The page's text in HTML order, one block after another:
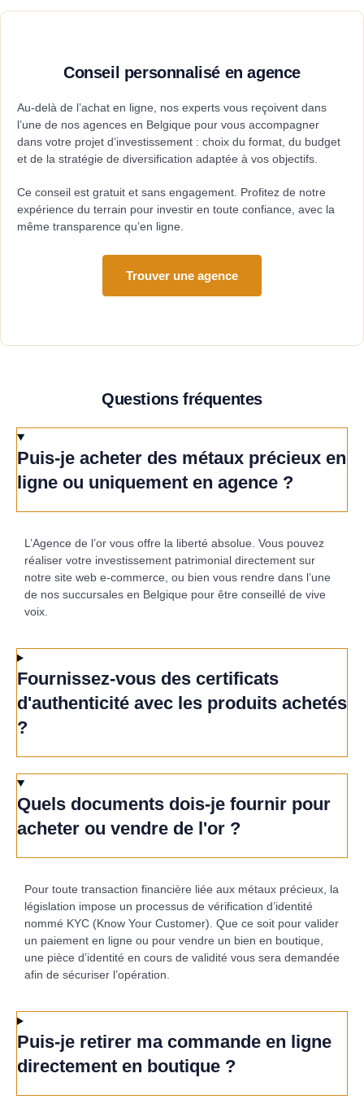
Conseil personnalisé en agence
Au-delà de l’achat en ligne, nos experts vous reçoivent dans
l’une de nos agences en Belgique pour vous accompagner
dans votre projet d’investissement : choix du format, du budget
et de la stratégie de diversification adaptée à vos objectifs.
Ce conseil est gratuit et sans engagement. Profitez de notre
expérience du terrain pour investir en toute confiance, avec la
même transparence qu’en ligne.
Trouver une agence
Questions fréquentes
Puis-je acheter des métaux précieux en
ligne ou uniquement en agence ?
L’Agence de l’or vous offre la liberté absolue. Vous pouvez
réaliser votre investissement patrimonial directement sur
notre site web e-commerce, ou bien vous rendre dans l’une
de nos succursales en Belgique pour être conseillé de vive
voix.
Fournissez-vous des certificats
d'authenticité avec les produits achetés
?
Quels documents dois-je fournir pour
acheter ou vendre de l'or ?
Pour toute transaction financière liée aux métaux précieux, la
législation impose un processus de vérification d’identité
nommé KYC (Know Your Customer). Que ce soit pour valider
un paiement en ligne ou pour vendre un bien en boutique,
une pièce d’identité en cours de validité vous sera demandée
afin de sécuriser l’opération.
Puis-je retirer ma commande en ligne
directement en boutique ?